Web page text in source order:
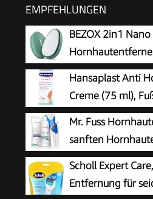
EMPFEHLUNGEN
BEZOX 2in1 Nano
Hornhautfeile für
Professionelle Fußpflege
Hornhautentfernung auf
Füßen
Hansaplast Anti
Creme (75 ml),
Hornhaut
feuchtigkeitsspendende
sehr trockene Haut mit Urea
Mr. Fuss
sanften
erweichende
Plus Pack. Fußpflege
Schleifen mit Sofort-Effekt.
Scholl Expert
Entfernung für